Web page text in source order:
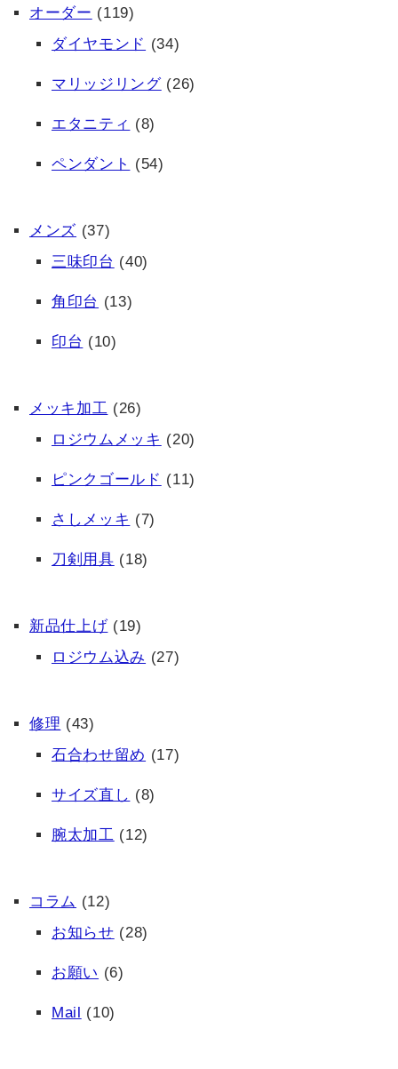
オーダー (119)
ダイヤモンド (34)
マリッジリング(26)
エタニティ (8)
ペンダント (54)
メンズ (37)
三味印台 (40)
角印台 (13)
印台 (10)
メッキ加工 (26)
ロジウムメッキ (20)
ピンクゴールド (11)
さしメッキ (7)
刀剣用具 (18)
新品仕上げ (19)
ロジウム込み (27)
修理 (43)
石合わせ留め (17)
サイズ直し (8)
腕太加工 (12)
コラム (12)
お知らせ (28)
お願い (6)
Mail (10)